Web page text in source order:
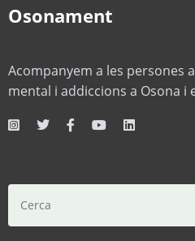
Osonament
Acompanyem a les persones
mental i addiccions a Osona i